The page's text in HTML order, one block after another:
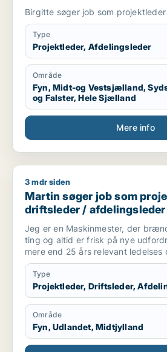
Birgitte søger job som
Type
Projektleder, Afdelingsleder
Område
Fyn, Midt-og Vestsjælland,
og Falster, Hele Sjælland
Mere info
Martin søger job som
3 mdr siden
Martin søger job som
driftsleder /
/ maskintekniker
Jeg er en Maskinmester, der
ting og altid er frisk på nye
mere end 25 års relevant ledelses
Projektledererfaringer, fra
maskinmester, og maskinchef til
Erfaring med: Større
forsyningsbranchen med el,
spildevand under arktiske forhold.
Jeg har tekniske erfaringer, der
varetage alsidige opgaver under
Og er ikke bange for at selv at
Type
Projektleder, Driftsleder,
Område
Fyn, Udlandet, Midtjylland